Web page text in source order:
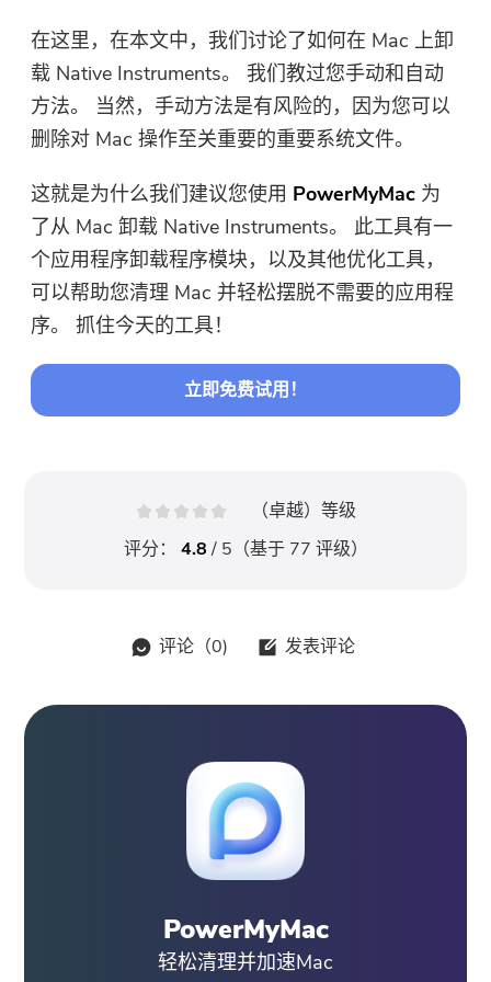
在这里，在本文中，我们讨论了如何在 Mac 上卸
载 Native Instruments。 我们教过您手动和自动
方法。 当然，手动方法是有风险的，因为您可以
删除对 Mac 操作至关重要的重要系统文件。
这就是为什么我们建议您使用 PowerMyMac 为
了从 Mac 卸载 Native Instruments。 此工具有一
个应用程序卸载程序模块，以及其他优化工具，
可以帮助您清理 Mac 并轻松摆脱不需要的应用程
序。 抓住今天的工具！
立即免费试用！
（卓越）等级
评分： 4.8/ 5（基于 77 评级）
评论（0) 发表评论
PowerMyMac
轻松清理并加速Mac